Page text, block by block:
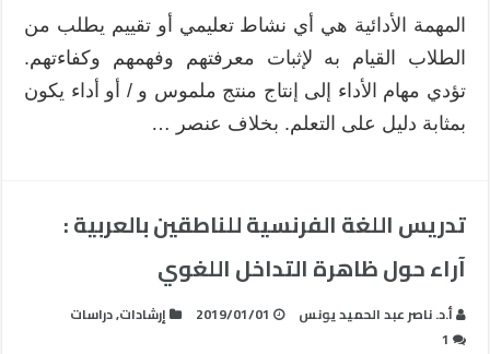
المهمة الأدائية هي أي نشاط تعليمي أو تقييم يطلب من
الطلاب القيام به لإثبات معرفتهم وفهمهم وكفاءتهم.
تؤدي مهام الأداء إلى إنتاج منتج ملموس و / أو أداء يكون
بمثابة دليل على التعلم. بخلاف عنصر …
تدريس اللغة الفرنسية للناطقين بالعربية :
آراء حول ظاهرة التداخل اللغوي
أ.د. ناصر عبد الحميد يونس 2019/01/01 إرشادات,دراسات
1